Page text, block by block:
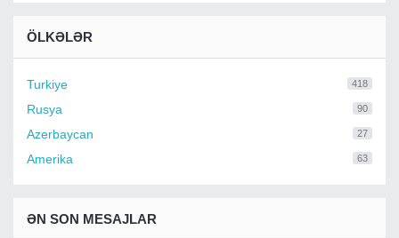
ÖLKƏLƏR
Turkiye 418
Rusya 90
Azerbaycan 27
Amerika 63
ƏN SON MESAJLAR